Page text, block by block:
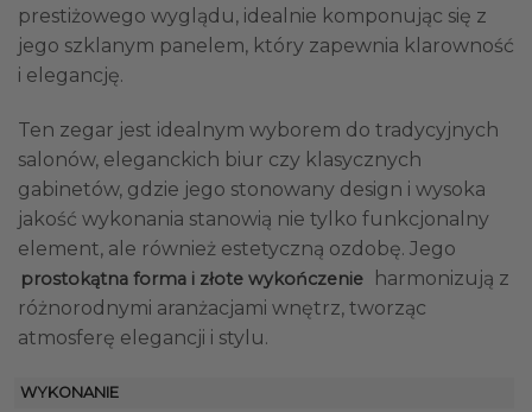
prestiżowego wyglądu, idealnie komponując się z
jego szklanym panelem, który zapewnia klarowność
i elegancję.
Ten zegar jest idealnym wyborem do tradycyjnych
salonów, eleganckich biur czy klasycznych
gabinetów, gdzie jego stonowany design i wysoka
jakość wykonania stanowią nie tylko funkcjonalny
element, ale również estetyczną ozdobę. Jego
prostokątna forma i złote wykończenie
harmonizują z
różnorodnymi aranżacjami wnętrz, tworząc
atmosferę elegancji i stylu.
WYKONANIE